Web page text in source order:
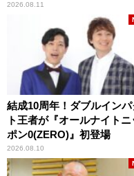
2026.08.11
結成10周年！ダブルインパ
ト王者が『オールナイトニ
ポン0(ZERO)』初登場
2026.08.10